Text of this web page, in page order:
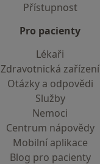
Přístupnost
Pro pacienty
Lékaři
Zdravotnická zařízení
Otázky a odpovědi
Služby
Nemoci
Centrum nápovědy
Mobilní aplikace
Blog pro pacienty